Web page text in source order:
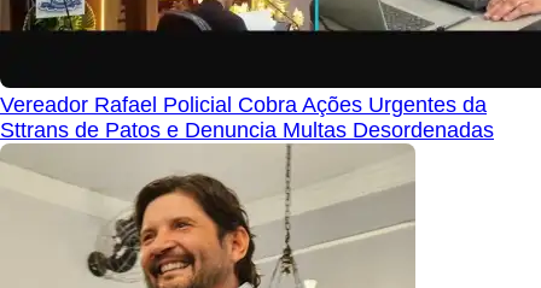
Vereador Rafael Policial Cobra Ações Urgentes da
Sttrans de Patos e Denuncia Multas Desordenadas